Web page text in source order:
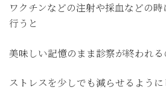
ワクチンなどの注射や採血などの
行うと
美味しい記憶のまま診察が終われ
ストレスを少しでも減らせるように